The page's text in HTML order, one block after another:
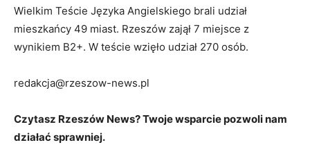
Wielkim Teście Języka Angielskiego brali udział
mieszkańcy 49 miast. Rzeszów zajął 7 miejsce z
wynikiem B2+. W teście wzięło udział 270 osób.
redakcja@rzeszow-news.pl
Czytasz Rzeszów News? Twoje wsparcie pozwoli nam
działać sprawniej.